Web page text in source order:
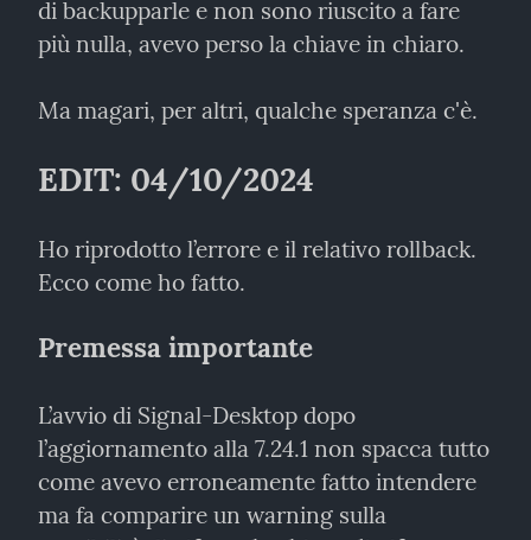
di backupparle e non sono riuscito a fare
più nulla, avevo perso la chiave in chiaro.
Ma magari, per altri, qualche speranza c'è.
EDIT: 04/10/2024
Ho riprodotto l’errore e il relativo rollback.
Ecco come ho fatto.
Premessa importante
L’avvio di Signal-Desktop dopo
l’aggiornamento alla 7.24.1 non spacca tutto
come avevo erroneamente fatto intendere
ma fa comparire un warning sulla